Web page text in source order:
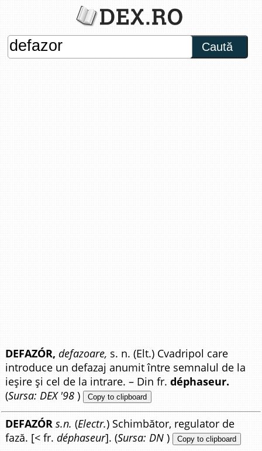
Caută
DEFAZÓR, defazoare, s. n. (Elt.) Cvadripol care
introduce un defazaj anumit între semnalul de la
ieșire și cel de la intrare. – Din fr.déphaseur.
(Sursa: DEX '98 ) Copy to clipboard
DEFAZÓR s.n. (Electr.) Schimbător, regulator de
fază. [< fr.déphaseur]. (Sursa: DN ) Copy to clipboard